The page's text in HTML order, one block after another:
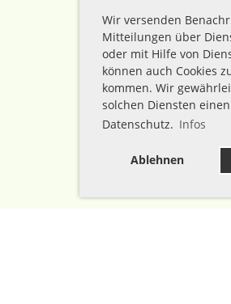
Wir versenden
Mitteilungen über
oder mit Hilfe von
können auch Cookies
kommen. Wir
solchen Diensten
Datenschutz. Infos
Ablehnen